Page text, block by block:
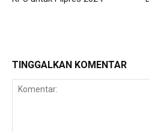
TINGGALKAN KOMENTAR